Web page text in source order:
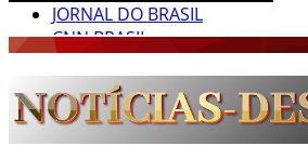
JORNAL DO BRASIL
CNN BRASIL
CBN GLOBO
RÁDIO AGÊNCIA
NOTÍCIAS AO MINUTO
ACONTECEU...VIROU MANCHETE!